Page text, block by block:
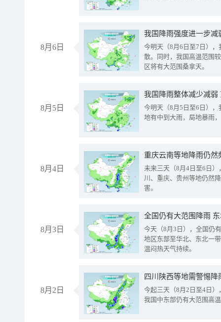
8月6日
今明天（8月6日至7日）
散。同时，我国高温范围
区将有大范围桑拿天。
8月5日
我国降雨整体减少减弱
今明天（8月5日至6日）
地有中到大雨，局地暴雨
8月4日
重庆云南等地降雨仍然
未来三天（8月4日至6日
川、重庆、贵州等地仍然
害。
8月3日
全国仍有大范围降雨
今天（8月3日），全国仍
地区东部至华北、东北一
温闷热天气持续。
8月2日
今起三天（8月2日至4日
我国中东部仍有大范围高